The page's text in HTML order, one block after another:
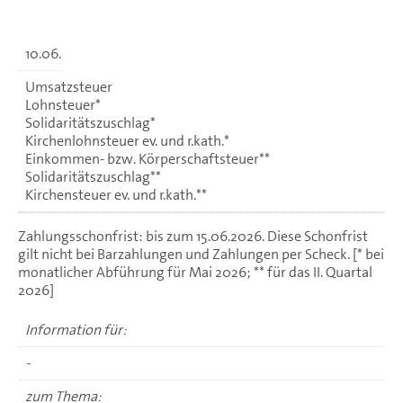
10.06.
Umsatzsteuer
Lohnsteuer*
Solidaritätszuschlag*
Kirchenlohnsteuer ev. und r.kath.*
Einkommen- bzw. Körperschaftsteuer**
Solidaritätszuschlag**
Kirchensteuer ev. und r.kath.**
Zahlungsschonfrist: bis zum 15.06.2026. Diese Schonfrist
gilt nicht bei Barzahlungen und Zahlungen per Scheck. [* bei
monatlicher Abführung für Mai 2026; ** für das II. Quartal
2026]
Information für:
-
zum Thema: